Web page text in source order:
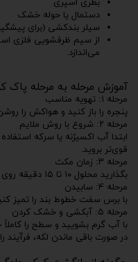
بطری اسپری
دستمال یا حوله خشک
سیلر بندکشی (برای
از سیم ظرفشویی فلزی
می‌اندازد.
آموزش مرحله به مرحله پاک
مرحله ۱: تهویه مناسب
پنجره را باز کنید و هواکش را
مرحله ۲: شروع با روش ملایم
ابتدا آب اکسیژنه یا سرکه
قوی‌تر بروید.
مرحله ۳: زمان مکث
بگذارید محلول ۱۰ تا ۱۵ دقیقه روی سطح بماند.
مرحله ۴: سابیدن
با برس سفت خطوط بند را تمیز
مرحله ۵: آبکشی و خشک کردن
با آب گرم بشویید و سطح را
در صورت باقی ماندن لکه، فرآیند